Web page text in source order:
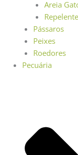
Areia
Pássaros
Peixes
Roedores
Pecuária